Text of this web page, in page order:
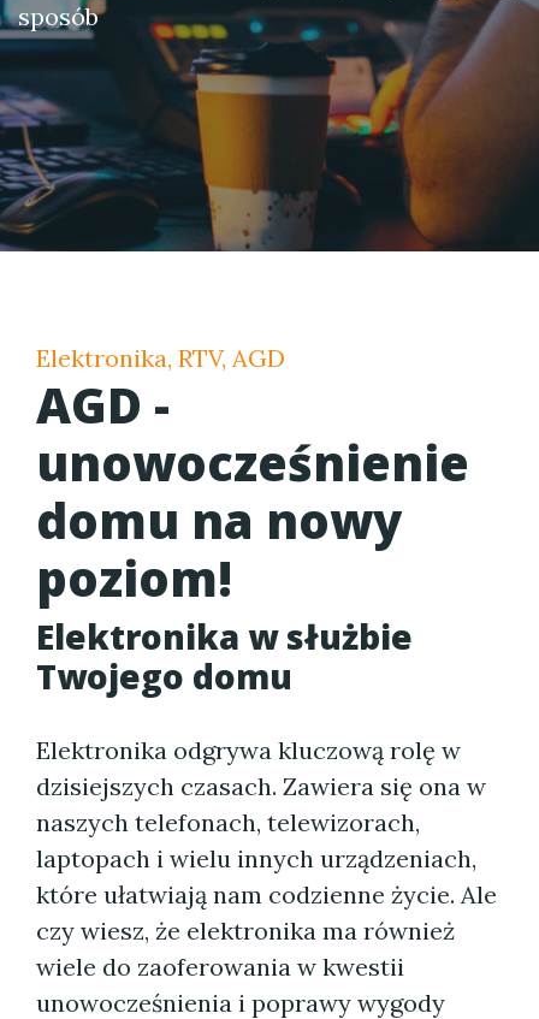
sposób
Elektronika, RTV, AGD
AGD -
unowocześnienie
domu na nowy
poziom!
Elektronika w służbie
Twojego domu
Elektronika odgrywa kluczową rolę w
dzisiejszych czasach. Zawiera się ona w
naszych telefonach, telewizorach,
laptopach i wielu innych urządzeniach,
które ułatwiają nam codzienne życie. Ale
czy wiesz, że elektronika ma również
wiele do zaoferowania w kwestii
unowocześnienia i poprawy wygody